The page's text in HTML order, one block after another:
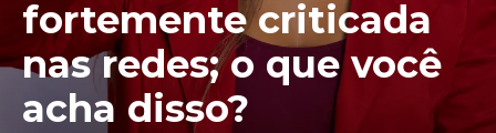
fortemente criticada
nas redes; o que você
acha disso?